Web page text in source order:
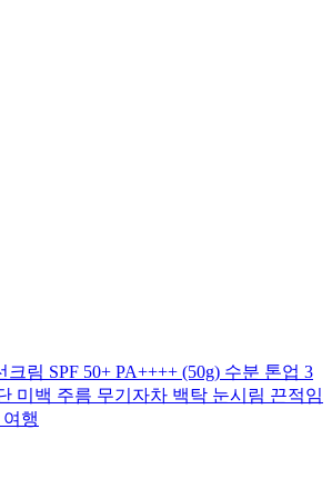
림 SPF 50+ PA++++ (50g) 수분 톤업 3
미백 주름 무기자차 백탁 눈시림 끈적임
행